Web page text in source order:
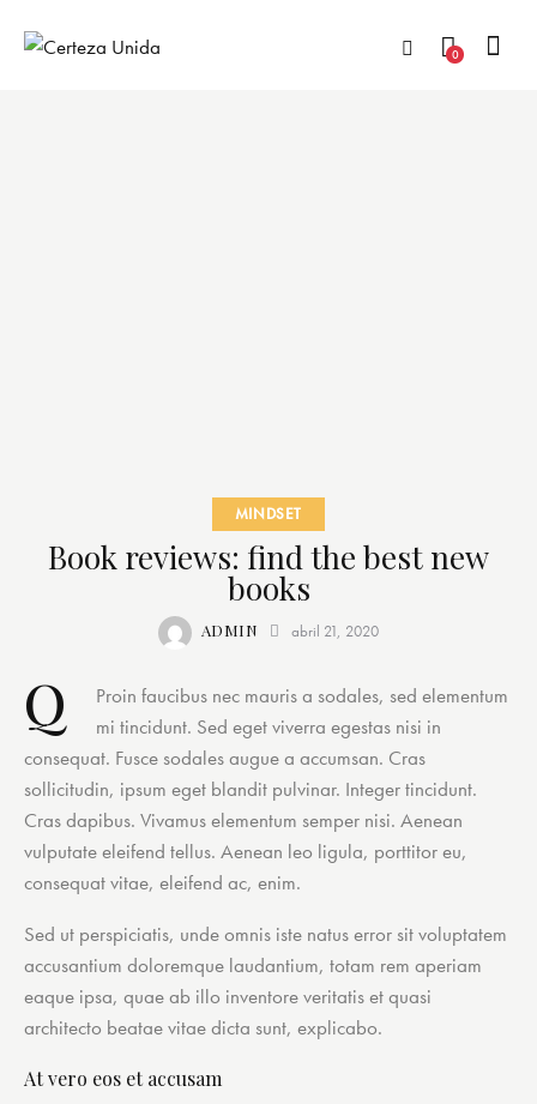
0
MINDSET
Book reviews: find the best new
books
ADMIN abril 21, 2020
Q
Proin faucibus nec mauris a sodales, sed elementum
mi tincidunt. Sed eget viverra egestas nisi in
consequat. Fusce sodales augue a accumsan. Cras
sollicitudin, ipsum eget blandit pulvinar. Integer tincidunt.
Cras dapibus. Vivamus elementum semper nisi. Aenean
vulputate eleifend tellus. Aenean leo ligula, porttitor eu,
consequat vitae, eleifend ac, enim.
Sed ut perspiciatis, unde omnis iste natus error sit voluptatem
accusantium doloremque laudantium, totam rem aperiam
eaque ipsa, quae ab illo inventore veritatis et quasi
architecto beatae vitae dicta sunt, explicabo.
At vero eos et accusam